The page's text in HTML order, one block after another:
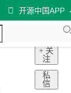
开源中国APP
+ 关
注
私
信